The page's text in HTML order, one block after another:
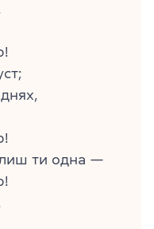
ти одна —